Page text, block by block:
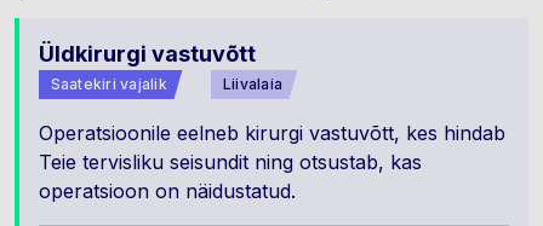
Üldkirurgi vastuvõtt
Saatekiri vajalik Liivalaia
Operatsioonile eelneb kirurgi vastuvõtt, kes hindab
Teie tervisliku seisundit ning otsustab, kas
operatsioon on näidustatud.